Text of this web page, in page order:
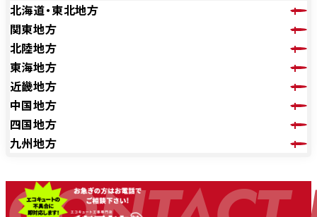
北海道・東北地方
関東地方
北陸地方
東海地方
近畿地方
中国地方
四国地方
九州地方